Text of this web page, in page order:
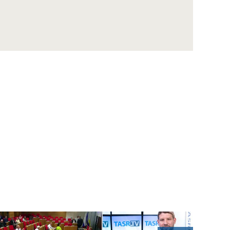
mohla byť okolo 30 percent
D. ROHÁČ: Spojenci aj nepriatelia USA
čakajú, či Washington bude pokračovať v
podpore Ukrajiny